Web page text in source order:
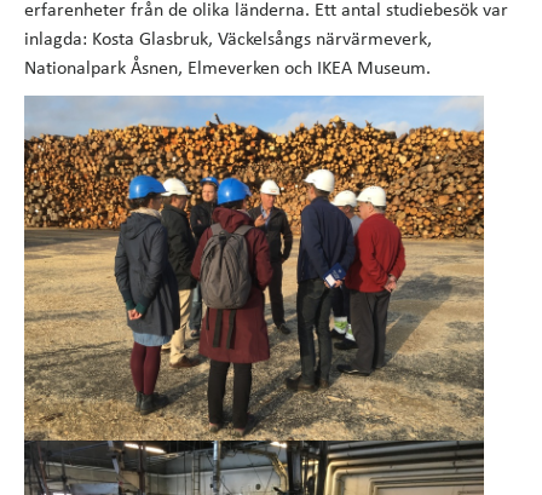
erfarenheter från de olika länderna. Ett antal studiebesök var
inlagda: Kosta Glasbruk, Väckelsångs närvärmeverk,
Nationalpark Åsnen, Elmeverken och IKEA Museum.